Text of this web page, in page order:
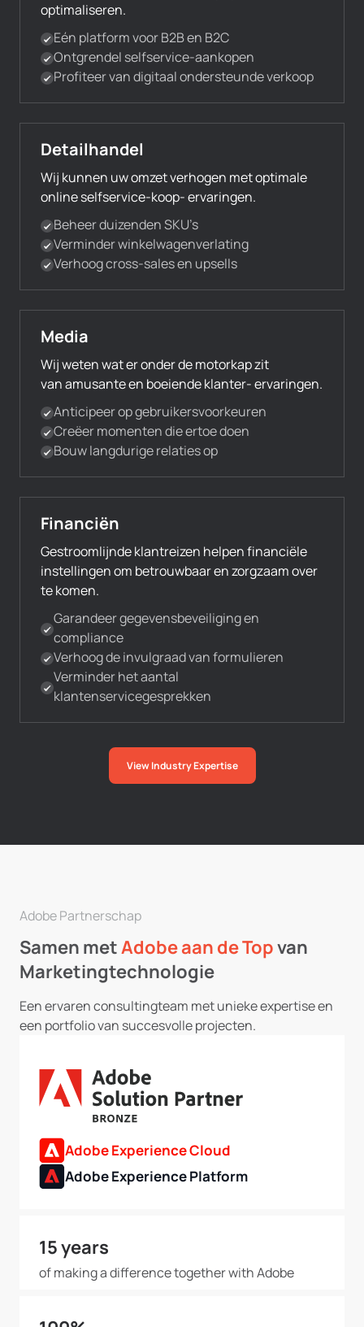
optimaliseren.
Eén platform voor B2B en B2C
Ontgrendel selfservice-aankopen
Profiteer van digitaal ondersteunde verkoop
Detailhandel
Wij kunnen uw omzet verhogen met optimale
online selfservice-koop- ervaringen.
Beheer duizenden SKU’s
Verminder winkelwagenverlating
Verhoog cross-sales en upsells
Media
Wij weten wat er onder de motorkap zit
van amusante en boeiende klanter- ervaringen.
Anticipeer op gebruikersvoorkeuren
Creëer momenten die ertoe doen
Bouw langdurige relaties op
Financiën
Gestroomlijnde klantreizen helpen financiële
instellingen om betrouwbaar en zorgzaam over
te komen.
Garandeer gegevensbeveiliging en
compliance
Verhoog de invulgraad van formulieren
Verminder het aantal
klantenservicegesprekken
View Industry Expertise
Adobe Partnerschap
Samen metAdobe aan de Topvan
Marketingtechnologie
Een ervaren consultingteam met unieke expertise en
een portfolio van succesvolle projecten.
Adobe Experience Cloud
Adobe Experience Platform
15 years
of making a difference together with Adobe